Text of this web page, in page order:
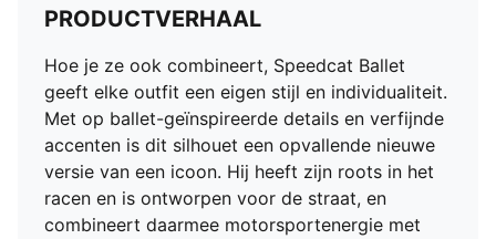
PRODUCTVERHAAL
Hoe je ze ook combineert, Speedcat Ballet
geeft elke outfit een eigen stijl en individualiteit.
Met op ballet-geïnspireerde details en verfijnde
accenten is dit silhouet een opvallende nieuwe
versie van een icoon. Hij heeft zijn roots in het
racen en is ontworpen voor de straat, en
combineert daarmee motorsportenergie met